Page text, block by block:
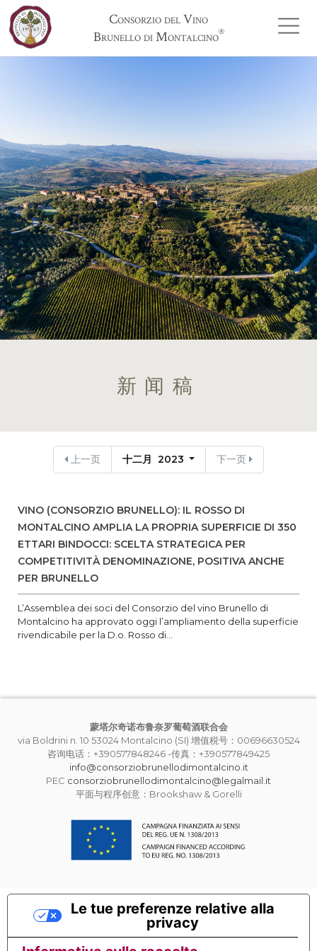
Consorzio del Vino
Brunello di Montalcino®
新闻稿
上一页 十二月 2023 下一页
VINO (CONSORZIO BRUNELLO): IL ROSSO DI
MONTALCINO AMPLIA LA PROPRIA SUPERFICIE DI 350
ETTARI BINDOCCI: SCELTA STRATEGICA PER
COMPETITIVITÀ DENOMINAZIONE, POSITIVA ANCHE
PER BRUNELLO
L’Assemblea dei soci del Consorzio del vino Brunello di
Montalcino ha approvato oggi l’ampliamento della superficie
rivendicabile per la D.o. Rosso di...
蒙塔尔奇诺布鲁奈罗葡萄酒联合会
via Boldrini n. 10 53024 Montalcino (SI) 增值税号：00696630524
咨询电话：+390577848246 -传真：+390577849425
info@consorziobrunellodimontalcino.it
PEC consorziobrunellodimontalcino@legalmail.it
平面与程序创意：Brookshaw & Gorelli
Le tue preferenze relative alla
privacy